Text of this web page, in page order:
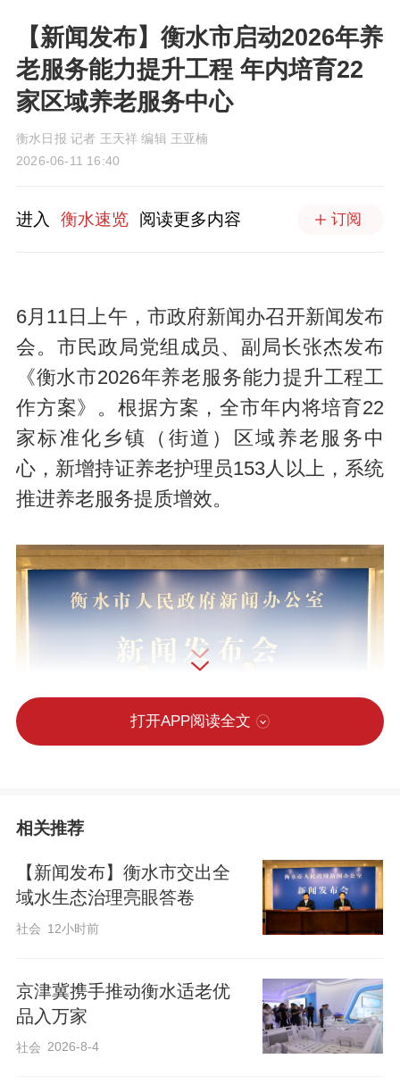
【新闻发布】衡水市启动2026年养
老服务能力提升工程 年内培育22
家区域养老服务中心
衡水日报 记者 王天祥 编辑 王亚楠
2026-06-11 16:40
进入 衡水速览 阅读更多内容 订阅
6月11日上午，市政府新闻办召开新闻发布
会。市民政局党组成员、副局长张杰发布
《衡水市2026年养老服务能力提升工程工
作方案》。根据方案，全市年内将培育22
家标准化乡镇（街道）区域养老服务中
心，新增持证养老护理员153人以上，系统
推进养老服务提质增效。
近年来，衡水市持续深耕养老服务民生领
域，先后开展日间照料站点建设、特殊困
难老年人居家适老化改造、养老机构提质
务供给稳步扩容。但随着人口老龄化进程
加快，老年人对全托照料、助餐助医、康
复护理、心理慰藉等多元化需求快速增
打开APP阅读全文
相关推荐
【新闻发布】衡水市交出全
域水生态治理亮眼答卷
社会 12小时前
​京津冀携手推动衡水适老优
品入万家
社会 2026-8-4